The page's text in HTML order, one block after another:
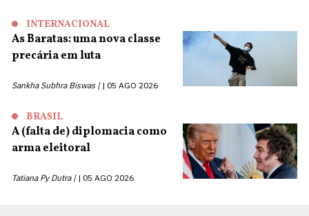
INTERNACIONAL
As Baratas: uma nova classe
precária em luta
Sankha Subhra Biswas | 05 AGO 2026
BRASIL
A (falta de) diplomacia como
arma eleitoral
Tatiana Py Dutra | 05 AGO 2026